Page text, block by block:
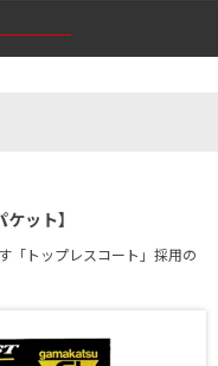
ット】
「トップレスコート」採用の